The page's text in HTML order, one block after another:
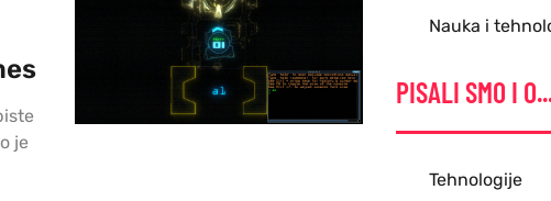
je
Nauka i
PISALI SMO I
Tehnologije